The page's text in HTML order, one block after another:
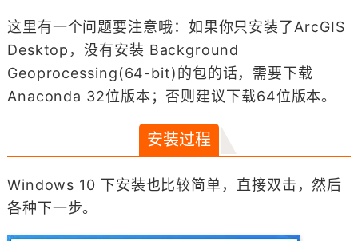
这里有一个问题要注意哦：如果你只安装了ArcGIS
Desktop，没有安装 Background
Geoprocessing(64-bit)的包的话，需要下载
Anaconda 32位版本；否则建议下载64位版本。
安装过程
Windows 10 下安装也比较简单，直接双击，然后
各种下一步。